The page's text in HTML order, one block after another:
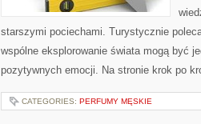
starszymi pociechami. Turystycznie
wspólne eksplorowanie świata mogą być
pozytywnych emocji. Na stronie krok po
CATEGORIES: PERFUMY MĘSKIE